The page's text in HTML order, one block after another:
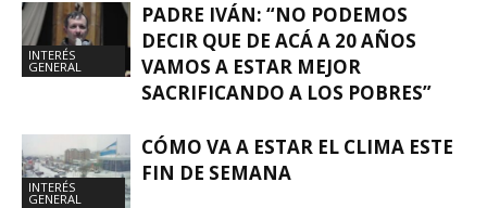
INTERÉS
GENERAL
PADRE IVÁN: “NO PODEMOS
DECIR QUE DE ACÁ A 20 AÑOS
VAMOS A ESTAR MEJOR
SACRIFICANDO A LOS POBRES”
INTERÉS
GENERAL
CÓMO VA A ESTAR EL CLIMA ESTE
FIN DE SEMANA